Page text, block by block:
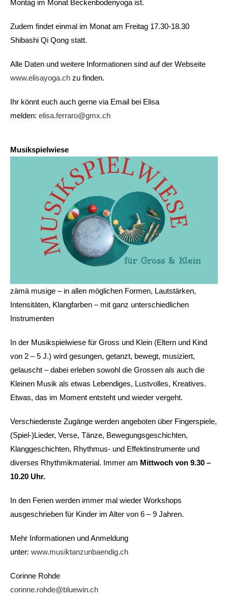
Musikspielwiese
zämä musige – in allen möglichen Formen, Lautstärken,
Intensitäten, Klangfarben – mit ganz unterschiedlichen
Instrumenten
In der Musikspielwiese für Gross und Klein (Eltern und Kind
von 2 – 5 J.) wird gesungen, getanzt, bewegt, musiziert,
gelauscht – dabei erleben sowohl die Grossen als auch die
Kleinen Musik als etwas Lebendiges, Lustvolles, Kreatives.
Etwas, das im Moment entsteht und wieder vergeht.
Verschiedenste Zugänge werden angeboten über Fingerspiele,
(Spiel-)Lieder, Verse, Tänze, Bewegungsgeschichten,
Klanggeschichten, Rhythmus- und Effektinstrumente und
diverses Rhythmikmaterial. Immer am Mittwoch von 9.30 –
10.20 Uhr.
In den Ferien werden immer mal wieder Workshops
ausgeschrieben für Kinder im Alter von 6 – 9 Jahren.
Mehr Informationen und Anmeldung
unter: www.musiktanzunbaendig.ch
Corinne Rohde
corinne.rohde@bluewin.ch
Montag im Monat Beckenbodenyoga ist.
Zudem findet einmal im Monat am Freitag 17.30-18.30
Shibashi Qi Qong statt.
Alle Daten und weitere Informationen sind auf der Webseite
www.elisayoga.ch zu finden.
Ihr könnt euch auch gerne via Email bei Elisa
melden: elisa.ferraro@gmx.ch